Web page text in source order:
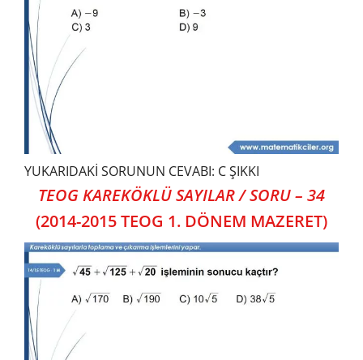
YUKARIDAKİ SORUNUN CEVABI: C ŞIKKI
TEOG KAREKÖKLÜ SAYILAR / SORU – 34
(2014-2015 TEOG 1. DÖNEM MAZERET)